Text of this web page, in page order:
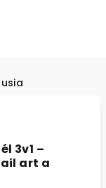
3v1 –
art a